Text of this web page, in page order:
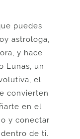
puedes
astrologa,
y hace
Lunas, un
el
convierten
en el
y conectar
de ti.